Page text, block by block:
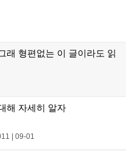
래 형편없는 이 글이라도 읽
해 자세히 알자
09-01